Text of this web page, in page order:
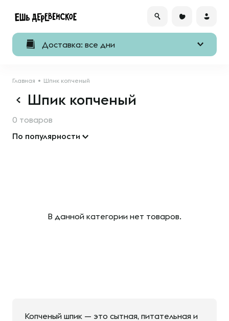
Доставка: все дни
Главная Шпик копченый
Шпик копченый
0 товаров
По популярности
В данной категории нет товаров.
Копченый шпик — это сытная, питательная и